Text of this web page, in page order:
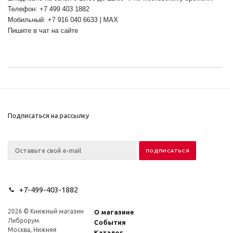
Телефон: +7 499 403 1882
Мобильный: +7 916 040 6633 | MAX
Пишите в чат на сайте
Подписаться на рассылку
+7-499-403-1882
2026 © Книжный магазин
Либрорум.
Москва, Нижняя
О магазине
События